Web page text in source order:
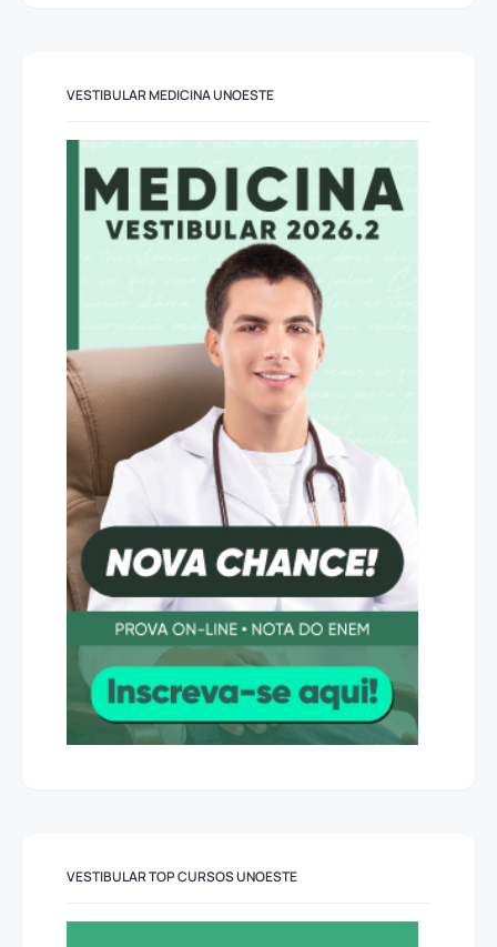
VESTIBULAR MEDICINA UNOESTE
VESTIBULAR TOP CURSOS UNOESTE